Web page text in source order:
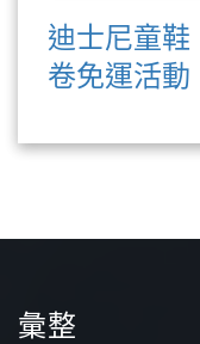
迪士尼童鞋
卷免運活動
彙整